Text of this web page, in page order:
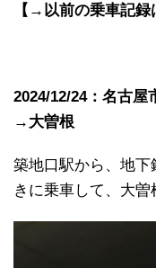
【→以前の乗車記録
2024/12/24：名古屋
→大曽根
築地口駅から、地
きに乗車して、大曽